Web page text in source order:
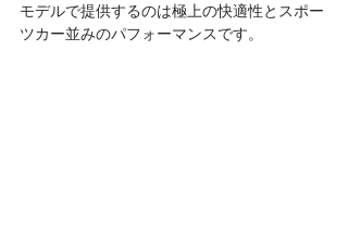
モデルで提供するのは極上の快適性とスポー
ツカー並みのパフォーマンスです。